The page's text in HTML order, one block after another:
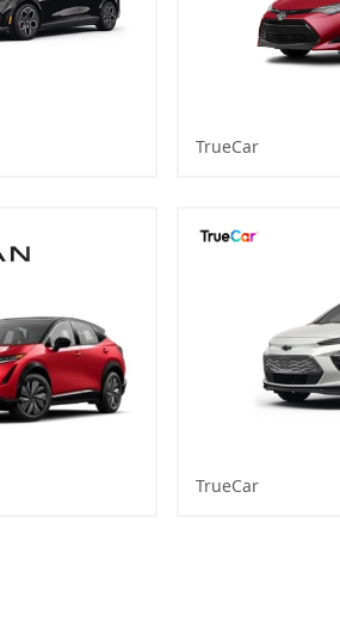
TrueCar
TrueCar